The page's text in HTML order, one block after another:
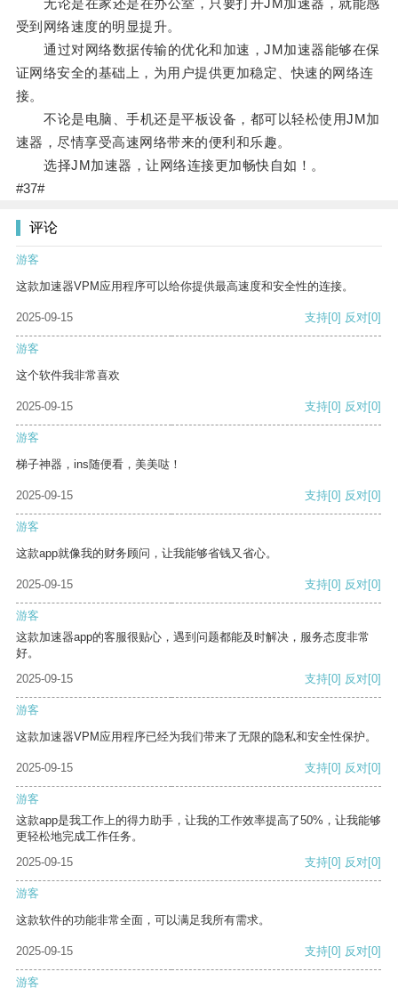
无论是在家还是在办公室，只要打开JM加速器，就能感
受到网络速度的明显提升。
通过对网络数据传输的优化和加速，JM加速器能够在保
证网络安全的基础上，为用户提供更加稳定、快速的网络连
接。
不论是电脑、手机还是平板设备，都可以轻松使用JM加
速器，尽情享受高速网络带来的便利和乐趣。
选择JM加速器，让网络连接更加畅快自如！。
#37#
评论
游客
这款加速器VPM应用程序可以给你提供最高速度和安全性的连接。
2025-09-15 支持[0] 反对[0]
游客
这个软件我非常喜欢
2025-09-15 支持[0] 反对[0]
游客
梯子神器，ins随便看，美美哒！
2025-09-15 支持[0] 反对[0]
游客
这款app就像我的财务顾问，让我能够省钱又省心。
2025-09-15 支持[0] 反对[0]
游客
这款加速器app的客服很贴心，遇到问题都能及时解决，服务态度非常
好。
2025-09-15
支持[0] 反对[0]
游客
这款加速器VPM应用程序已经为我们带来了无限的隐私和安全性保护。
2025-09-15 支持[0] 反对[0]
游客
这款app是我工作上的得力助手，让我的工作效率提高了50%，让我能够
更轻松地完成工作任务。
2025-09-15
支持[0] 反对[0]
游客
这款软件的功能非常全面，可以满足我所有需求。
2025-09-15 支持[0] 反对[0]
游客